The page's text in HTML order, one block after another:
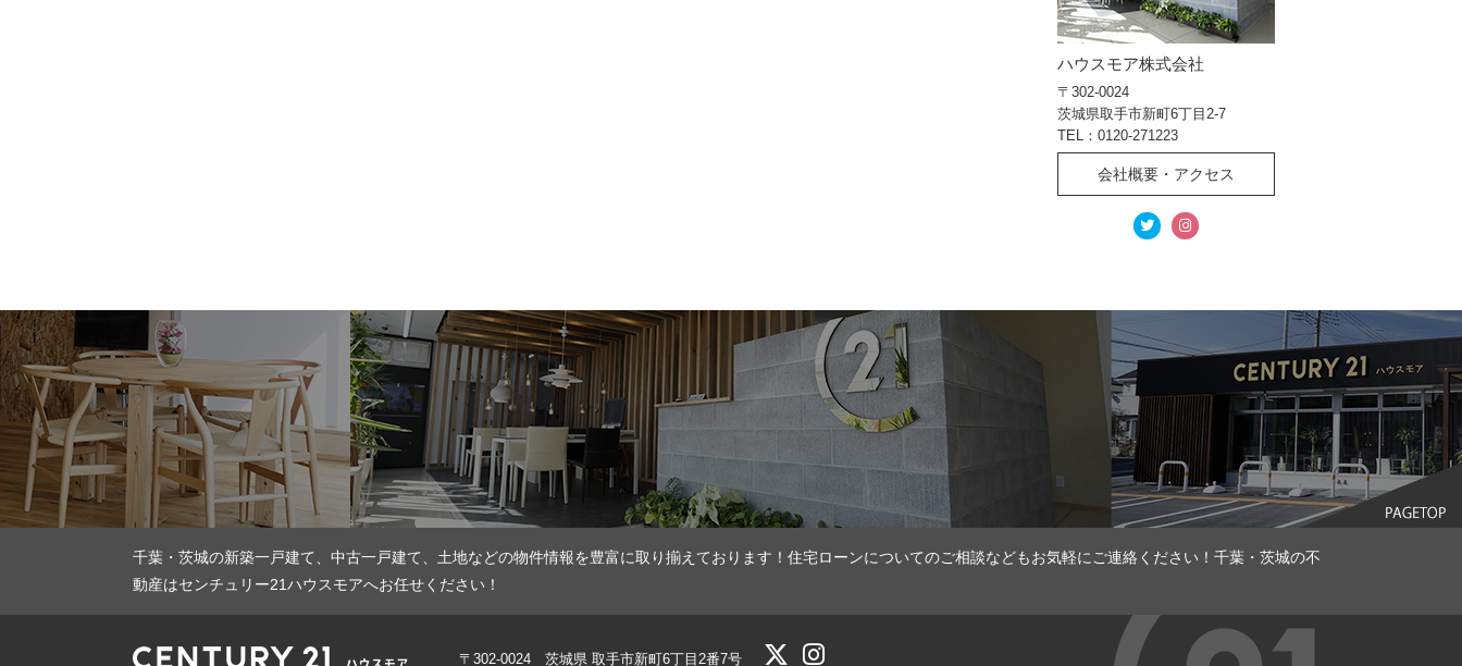
ハウスモア株式会社
〒302-0024
茨城県取手市新町6丁目2-7
TEL：0120-271223
会社概要・アクセス
千葉・茨城の新築一戸建て、中古一戸建て、土地などの物件情報を豊富に取り揃えております！住宅ローンについてのご相談などもお気軽にご連絡ください！千葉・茨城の不
動産はセンチュリー21ハウスモアへお任せください！
〒302-0024 茨城県 取手市新町6丁目2番7号